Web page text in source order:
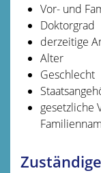
Vor- und
Doktorgrad
derzeitige
Alter
Geschlecht
gesetzliche